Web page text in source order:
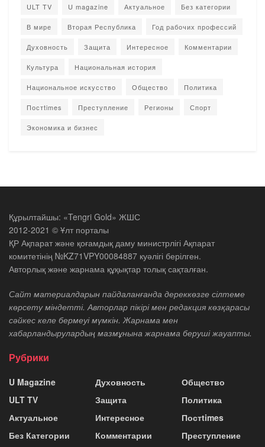
ULT TV U magazine Актуальное Без категории
В мире Вторая Республика Год рабочих профессий
Духовность Защита Интересное Комментарии
Культура Национальная история
Национальное искусство Общество Политика
Постtimes Преступление Регионы Спорт
Экономика и бизнес
Құрылтайшы: «Tengri Gold» ЖШС
2012-2021 © Ұлт порталы
ҚР Ақпарат және қоғамдық даму министрлігі Ақпарат
комитетінің №KZ71VPY00084887 куәлігі берілген.
Авторлық және жарнама құқықтар толық сақталған.
Сайт материалдарын пайдаланғанда дереккөзге сілтеме
көрсету міндетті. Авторлар пікірі мен редакция көзқарасы
сәйкес келе бермеуі мүмкін. Жарнама мен
хабарландырулардың мазмұнына жарнама беруші жауапты.
Рубрики
U Magazine
ULT TV
Актуальное
Без Категории
Духовность
Защита
Интересное
Комментарии
Общество
Политика
Постtimes
Преступление